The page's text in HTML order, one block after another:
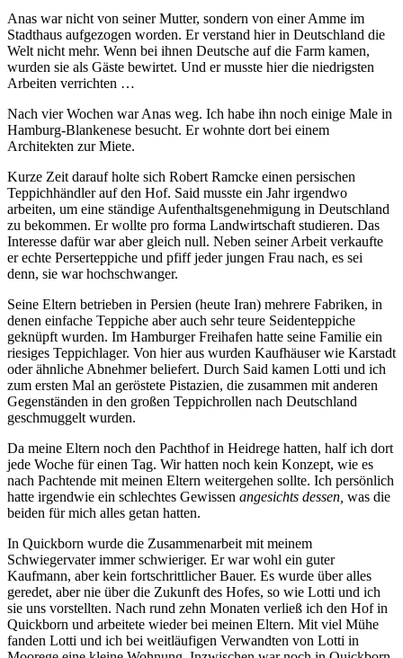
Anas war nicht von seiner Mutter, sondern von einer Amme im
Stadthaus aufgezogen worden. Er verstand hier in Deutschland die
Welt nicht mehr. Wenn bei ihnen Deutsche auf die Farm kamen,
wurden sie als Gäste bewirtet. Und er musste hier die niedrigsten
Arbeiten verrichten …
Nach vier Wochen war Anas weg. Ich habe ihn noch einige Male in
Hamburg-Blankenese besucht. Er wohnte dort bei einem
Architekten zur Miete.
Kurze Zeit darauf holte sich Robert Ramcke einen persischen
Teppichhändler auf den Hof. Said musste ein Jahr irgendwo
arbeiten, um eine ständige Aufenthaltsgenehmigung in Deutschland
zu bekommen. Er wollte pro forma Landwirtschaft studieren. Das
Interesse dafür war aber gleich null. Neben seiner Arbeit verkaufte
er echte Perserteppiche und pfiff jeder jungen Frau nach, es sei
denn, sie war hochschwanger.
Seine Eltern betrieben in Persien (heute Iran) mehrere Fabriken, in
denen einfache Teppiche aber auch sehr teure Seidenteppiche
geknüpft wurden. Im Hamburger Freihafen hatte seine Familie ein
riesiges Teppichlager. Von hier aus wurden Kaufhäuser wie Karstadt
oder ähnliche Abnehmer beliefert. Durch Said kamen Lotti und ich
zum ersten Mal an geröstete Pistazien, die zusammen mit anderen
Gegenständen in den großen Teppichrollen nach Deutschland
geschmuggelt wurden.
Da meine Eltern noch den Pachthof in Heidrege hatten, half ich dort
jede Woche für einen Tag. Wir hatten noch kein Konzept, wie es
nach Pachtende mit meinen Eltern weitergehen sollte. Ich persönlich
hatte irgendwie ein schlechtes Gewissen angesichts dessen, was die
beiden für mich alles getan hatten.
In Quickborn wurde die Zusammenarbeit mit meinem
Schwiegervater immer schwieriger. Er war wohl ein guter
Kaufmann, aber kein fortschrittlicher Bauer. Es wurde über alles
geredet, aber nie über die Zukunft des Hofes, so wie Lotti und ich
sie uns vorstellten. Nach rund zehn Monaten verließ ich den Hof in
Quickborn und arbeitete wieder bei meinen Eltern. Mit viel Mühe
fanden Lotti und ich bei weitläufigen Verwandten von Lotti in